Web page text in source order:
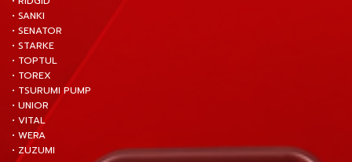
• SANKI
• SENATOR
• STARKE
• TOPTUL
• TOREX
• TSURUMI PUMP
• UNIOR
• VITAL
• WERA
• ZUZUMI